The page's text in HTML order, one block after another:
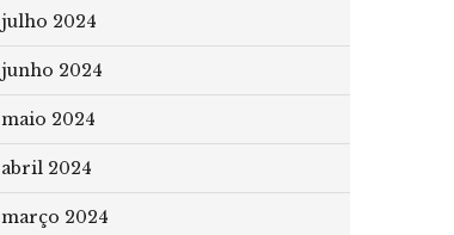
julho 2024
junho 2024
maio 2024
abril 2024
março 2024